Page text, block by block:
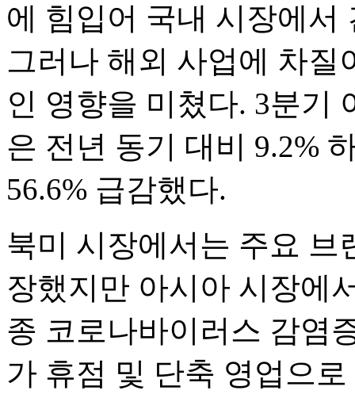
에 힘입어 국내 시장에서
그러나 해외 사업에 차질
인 영향을 미쳤다. 3분기
은 전년 동기 대비 9.2%
56.6% 급감했다.
북미 시장에서는 주요 브
장했지만 아시아 시장에
종 코로나바이러스 감염
가 휴점 및 단축 영업으